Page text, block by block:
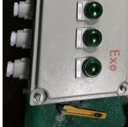
产品结构
规格 名称及规格
支路电流
小于63A
小型断路
器、交流接触
器、万能转换开
关、热继电器
塑壳断路
器，交流接触
器、万能转换开